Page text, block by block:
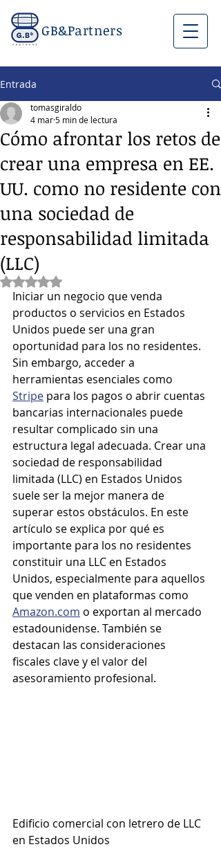
GB&Partners
Entrada
Cómo afrontar los retos de
crear una empresa en EE.
UU. como no residente con
una sociedad de
responsabilidad limitada
(LLC)
tomasgiraldo
4 mar5 min de lectura
Obtuvo NaN de 5 estrellas.
Iniciar un negocio que venda
productos o servicios en Estados
Unidos puede ser una gran
oportunidad para los no residentes.
Sin embargo, acceder a
herramientas esenciales como
Stripe para los pagos o abrir cuentas
bancarias internacionales puede
resultar complicado sin una
estructura legal adecuada. Crear una
sociedad de responsabilidad
limitada (LLC) en Estados Unidos
suele ser la mejor manera de
superar estos obstáculos. En este
artículo se explica por qué es
importante para los no residentes
constituir una LLC en Estados
Unidos, especialmente para aquellos
que venden en plataformas como
Amazon.com o exportan al mercado
estadounidense. También se
destacan las consideraciones
fiscales clave y el valor del
asesoramiento profesional.
Edificio comercial con letrero de LLC
en Estados Unidos